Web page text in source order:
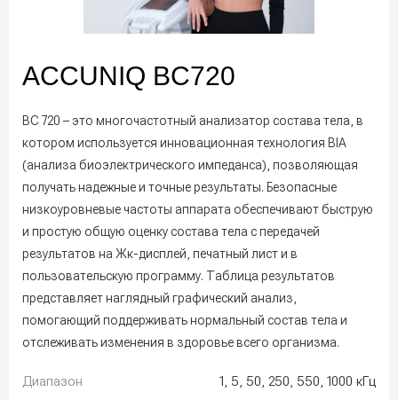
ACCUNIQ BC720
BC 720 – это многочастотный анализатор состава тела, в
котором используется инновационная технология BIA
(анализа биоэлектрического импеданса), позволяющая
получать надежные и точные результаты. Безопасные
низкоуровневые частоты аппарата обеспечивают быструю
и простую общую оценку состава тела с передачей
результатов на Жк-дисплей, печатный лист и в
пользовательскую программу. Таблица результатов
представляет наглядный графический анализ,
помогающий поддерживать нормальный состав тела и
отслеживать изменения в здоровье всего организма.
Диапазон 1, 5, 50, 250, 550, 1000 кГц